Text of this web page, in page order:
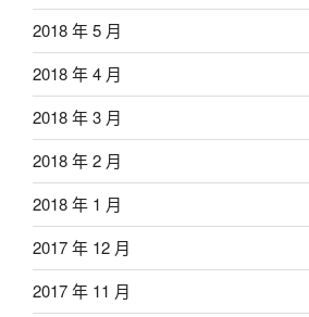
2018 年 5 月
2018 年 4 月
2018 年 3 月
2018 年 2 月
2018 年 1 月
2017 年 12 月
2017 年 11 月